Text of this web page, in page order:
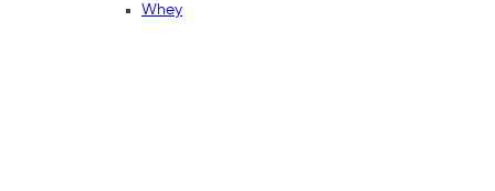
Whey